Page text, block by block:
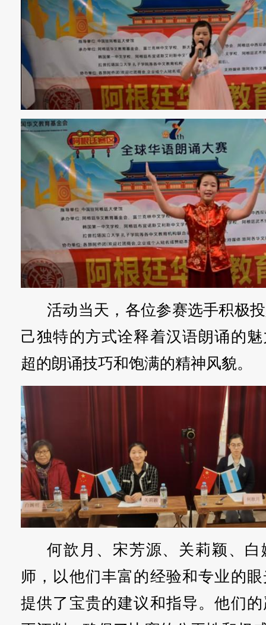
活动当天，各位参赛选手积极
己独特的方式诠释着汉语朗诵的
超的朗诵技巧和饱满的精神风貌。
何歆月、宋芳源、关莉颖、白
师，以他们丰富的经验和专业的
提供了宝贵的建议和指导。他们